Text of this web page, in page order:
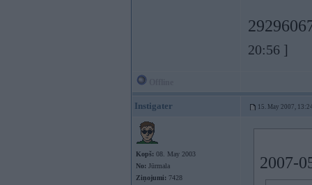
20:56 ]
Instigater 15. May 2007,
Kopš: 08. May 2003
No: Jūrmala
Ziņojumi: 7428
2007-